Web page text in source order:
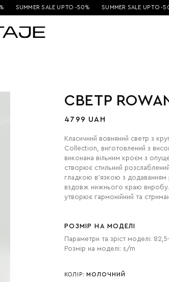
SUMMER SALE UP TO -50% SUMMER SALE UP TO -
СВЕТР
4799 UAH
Класичний вовняний светр з
Collection, виготовлений з
виконана вільним кроєм з
створює стильний
гладкою вʼязкою з додаванням
вздовж нижнього краю виробу.
утворює гармонійний та
РОЗМІР НА МОДЕЛІ
Параметри та зріст моделі:
Розмір на моделі: s/m
КОЛІР: МОЛОЧНИЙ